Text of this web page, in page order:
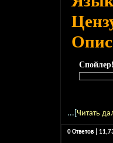
...[ Читать
0 Ответов |